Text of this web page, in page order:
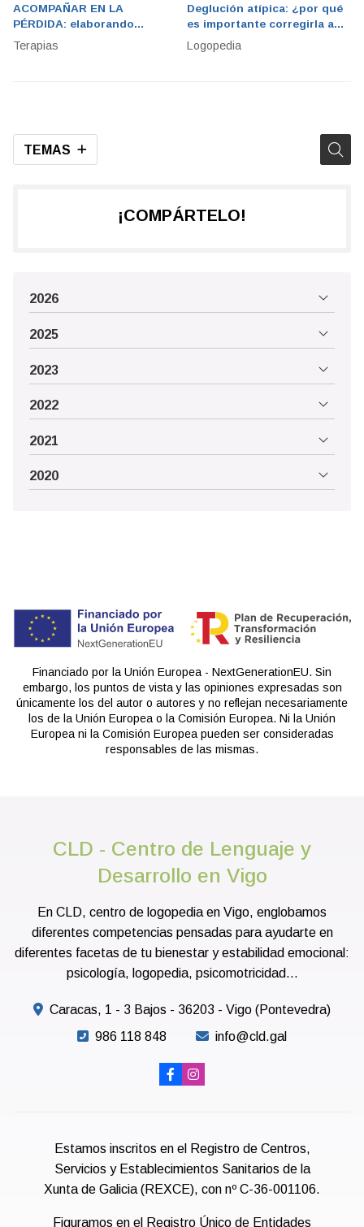
TEMAS
ACOMPAÑAR EN LA
PÉRDIDA: elaborando
sanamente el DUELO
Terapias
Deglución atípica: ¿por qué
es importante corregirla a
tiempo con logopedia?
Logopedia
¡COMPÁRTELO!
2026
2025
2023
2022
2021
2020
Financiado por la Unión Europea - NextGenerationEU. Sin
embargo, los puntos de vista y las opiniones expresadas son
únicamente los del autor o autores y no reflejan necesariamente
los de la Unión Europea o la Comisión Europea. Ni la Unión
Europea ni la Comisión Europea pueden ser consideradas
responsables de las mismas.
CLD - Centro de Lenguaje y
Desarrollo en Vigo
En CLD, centro de logopedia en Vigo, englobamos
diferentes competencias pensadas para ayudarte en
diferentes facetas de tu bienestar y estabilidad emocional:
psicología, logopedia, psicomotricidad...
Caracas, 1 - 3 Bajos - 36203 - Vigo (Pontevedra)
986 118 848
info@cld.gal
Estamos inscritos en el Registro de Centros,
Servicios y Establecimientos Sanitarios de la
Xunta de Galicia (REXCE), con nº C-36-001106.
Figuramos en el Registro Único de Entidades